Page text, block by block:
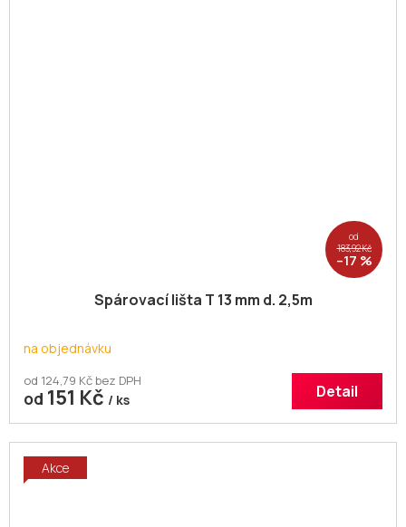
od
183,92 Kč
–17 %
Spárovací lišta T 13 mm d. 2,5m
na objednávku
od 124,79 Kč bez DPH
od 151 Kč / ks Detail
Akce